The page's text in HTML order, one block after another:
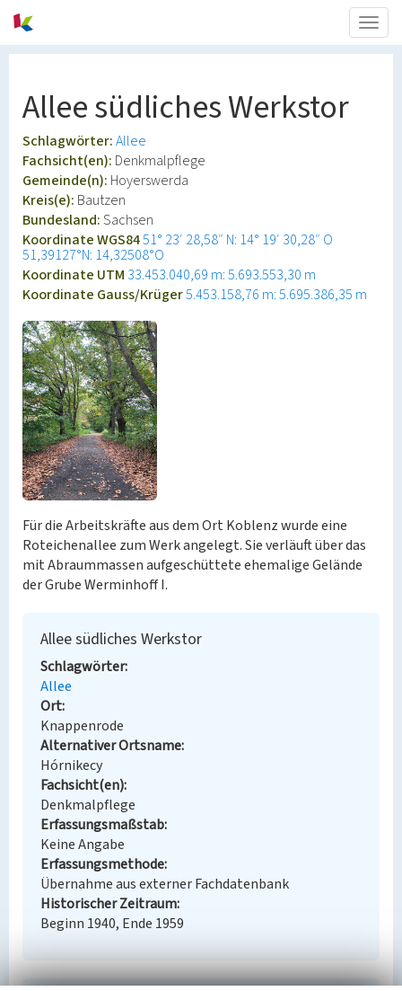
Allee südliches Werkstor
Schlagwörter:Allee
Fachsicht(en): Denkmalpflege
Gemeinde(n): Hoyerswerda
Kreis(e): Bautzen
Bundesland:Sachsen
Koordinate WGS8451° 23′ 28,58″ N: 14° 19′ 30,28″ O
51,39127°N: 14,32508°O
Koordinate UTM 33.453.040,69 m: 5.693.553,30 m
Koordinate Gauss/Krüger5.453.158,76 m: 5.695.386,35 m
Für die Arbeitskräfte aus dem Ort Koblenz wurde eine
Roteichenallee zum Werk angelegt. Sie verläuft über das
mit Abraummassen aufgeschüttete ehemalige Gelände
der Grube Werminhoff I.
Allee südliches Werkstor
Schlagwörter
Allee
Ort
Knappenrode
Alternativer Ortsname
Hórnikecy
Fachsicht(en)
Denkmalpflege
Erfassungsmaßstab
Keine Angabe
Erfassungsmethode
Übernahme aus externer Fachdatenbank
Historischer Zeitraum
Beginn 1940, Ende 1959